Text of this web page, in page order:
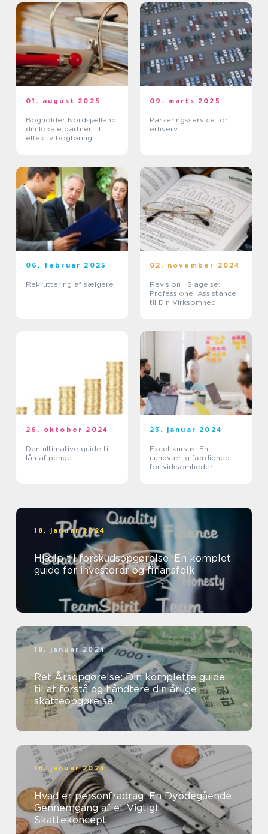
01. august 2025
Bogholder Nordsjælland:
din lokale partner til
effektiv bogføring
09. marts 2025
Parkeringsservice for
erhverv
06. februar 2025
Rekruttering af sælgere
02. november 2024
Revision i Slagelse:
Professionel Assistance
til Din Virksomhed
26. oktober 2024
Den ultimative guide til
lån af penge
23. januar 2024
Excel-kursus: En
uundværlig færdighed
for virksomheder
18. januar 2024
Hjælp til forskudsopgørelse: En komplet
guide for investorer og finansfolk
18. januar 2024
Ret Årsopgørelse: Din komplette guide
til at forstå og håndtere din årlige
skatteopgørelse
18. januar 2024
Hvad er personfradrag: En Dybdegående
Gennemgang af et Vigtigt
Skattekoncept